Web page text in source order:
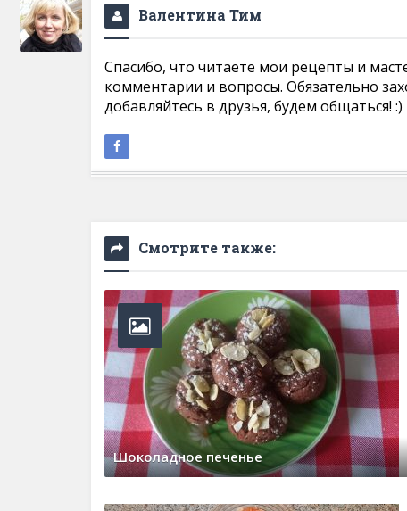
Валентина Тим
Спасибо, что читаете мои рецепты и
комментарии и вопросы. Обязательно
добавляйтесь в друзья, будем общаться! :)
Смотрите также:
Шоколадное печенье